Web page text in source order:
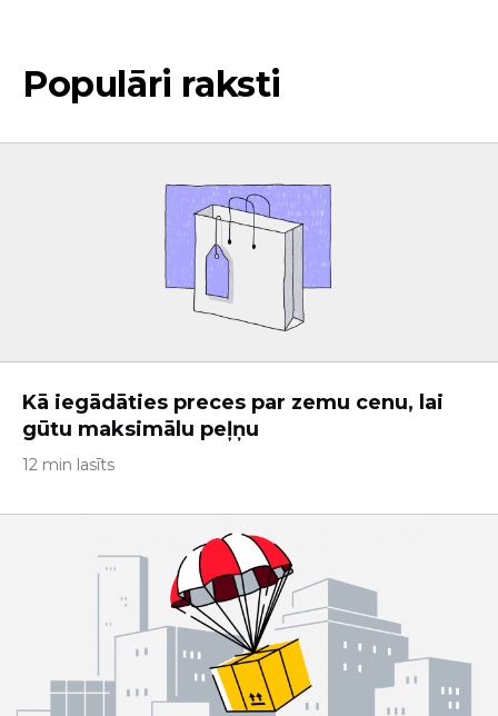
Populāri raksti
Kā iegādāties preces par zemu cenu, lai
gūtu maksimālu peļņu
12 min lasīts